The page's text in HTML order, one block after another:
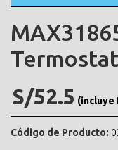
S/52.5 (incluye
Código de Producto: